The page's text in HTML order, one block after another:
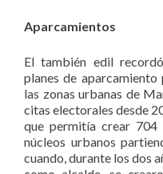
Aparcamientos
El también edil
planes de
las zonas urbanas de
citas electorales desde
que permitía crear 704
núcleos urbanos
cuando, durante los dos